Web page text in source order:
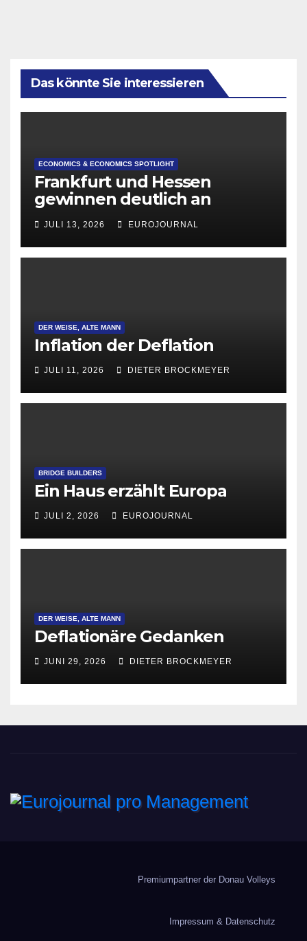
Das könnte Sie interessieren
ECONOMICS & ECONOMICS SPOTLIGHT
Frankfurt und Hessen
gewinnen deutlich an
Attraktivität für Startup-
Gründungen
JULI 13, 2026 EUROJOURNAL
DER WEISE, ALTE MANN
Inflation der Deflation
JULI 11, 2026 DIETER BROCKMEYER
BRIDGE BUILDERS
Ein Haus erzählt Europa
JULI 2, 2026 EUROJOURNAL
DER WEISE, ALTE MANN
Deflationäre Gedanken
JUNI 29, 2026 DIETER BROCKMEYER
Premiumpartner der Donau Volleys
Impressum & Datenschutz